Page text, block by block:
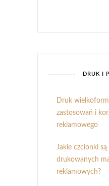
DRUK I
Druk
zastosowań i
reklamowego
Jakie czcionki
drukowanych
reklamowych?